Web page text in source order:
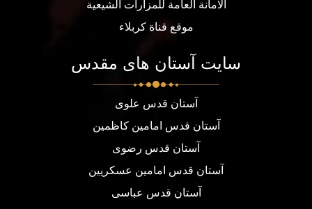
الامانة العامة للمزارات الشيعية
موقع قناة كربلاء
سایت آستان های مقدس
آستان قدس علوی
آستان قدس امامین کاظمین
آستان قدس رضوی
آستان قدس امامین عسکریین
آستان قدس عباسی